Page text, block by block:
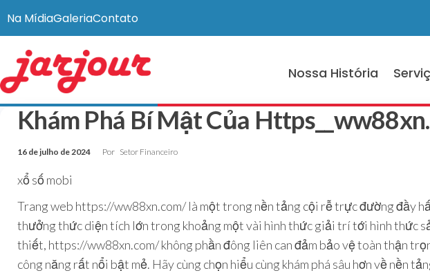
Na MídiaGaleriaContato
Nossa História
Khám Phá Bí Mật Của
16 de julho de 2024 Por Setor Financeiro
xổ số mobi
Trang web https://ww88xn.com/ là một trong nền tảng cội rễ trực đường đầy
thưởng thức diện tích lớn trong khoảng một vài hình thức giải trí tới hình thức
thiết, https://ww88xn.com/ không phần đông liên can đảm bảo vệ toàn thận
công năng rất nổi bật mẻ. Hãy cùng chọn hiểu cùng khám phá sâu hơn về nền